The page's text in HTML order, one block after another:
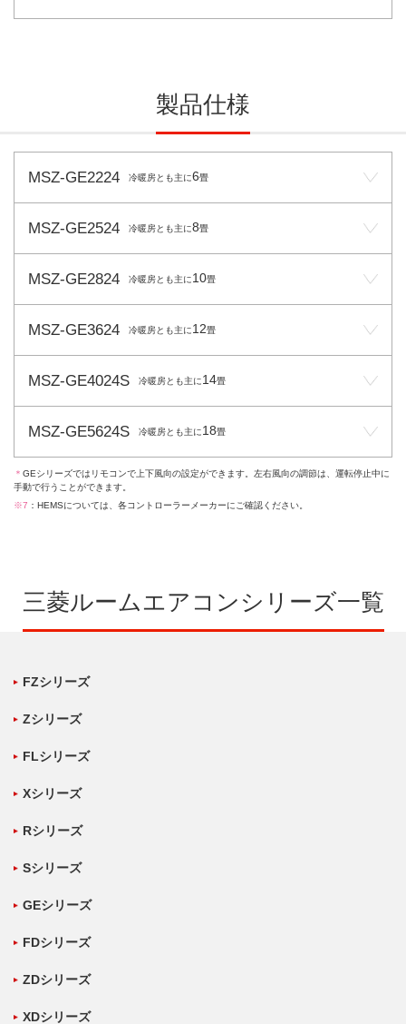
製品仕様
MSZ-GE2224 冷暖房とも主に6畳
MSZ-GE2524 冷暖房とも主に8畳
MSZ-GE2824 冷暖房とも主に10畳
MSZ-GE3624 冷暖房とも主に12畳
MSZ-GE4024S 冷暖房とも主に14畳
MSZ-GE5624S 冷暖房とも主に18畳
＊ GEシリーズではリモコンで上下風向の設定ができます。左右風向の調節は、運転停止中に
手動で行うことができます。
※7 ：HEMSについては、各コントローラーメーカーにご確認ください。
三菱ルームエアコンシリーズ一覧
FZシリーズ
Zシリーズ
FLシリーズ
Xシリーズ
Rシリーズ
Sシリーズ
GEシリーズ
FDシリーズ
ZDシリーズ
XDシリーズ